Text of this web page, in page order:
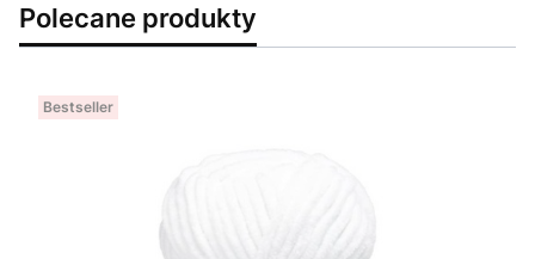
Polecane produkty
Bestseller